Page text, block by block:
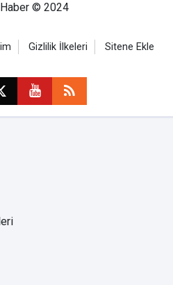
© 2024
Gizlilik İlkeleri Sitene Ekle